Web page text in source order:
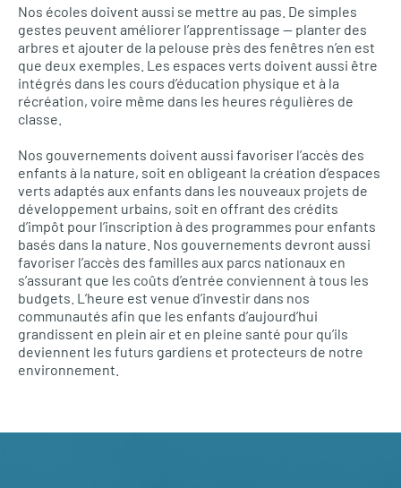
Nos écoles doivent aussi se mettre au pas. De simples
gestes peuvent améliorer l’apprentissage — planter des
arbres et ajouter de la pelouse près des fenêtres n’en est
que deux exemples. Les espaces verts doivent aussi être
intégrés dans les cours d’éducation physique et à la
récréation, voire même dans les heures régulières de
classe.
Nos gouvernements doivent aussi favoriser l’accès des
enfants à la nature, soit en obligeant la création d’espaces
verts adaptés aux enfants dans les nouveaux projets de
développement urbains, soit en offrant des crédits
d’impôt pour l’inscription à des programmes pour enfants
basés dans la nature. Nos gouvernements devront aussi
favoriser l’accès des familles aux parcs nationaux en
s’assurant que les coûts d’entrée conviennent à tous les
budgets. L’heure est venue d’investir dans nos
communautés afin que les enfants d’aujourd’hui
grandissent en plein air et en pleine santé pour qu’ils
deviennent les futurs gardiens et protecteurs de notre
environnement.